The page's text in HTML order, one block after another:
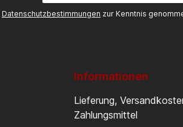
Adresse*
Datenschutzbestimmungen zur Kenntnis
Informationen
Lieferung,
Zahlungsmittel